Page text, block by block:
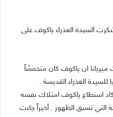
السيدة العذراء ياكوف على
ميريانا ان ياكوف كان متحمسّاً
للسيدة العذراء القديسة .
استطاع ياكوف امتلاك نفسه
التي تسبق الظهور . أخيراً جاءت